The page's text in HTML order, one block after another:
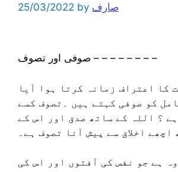
25/03/2022 by صارف
صوفی اور تصوف – – – – – – – –
کا اعتراف زمانہ کرتا ہوا آیا
کو صوفی کہتے ہیں ۔تصوف کسے
؟ اللہ کے ساتھ صدق اور اس کے
اچھے اخلاق سے پیش آنا تصوف ہے۔
ہے جو نفس کی آفتوں اور اس کی